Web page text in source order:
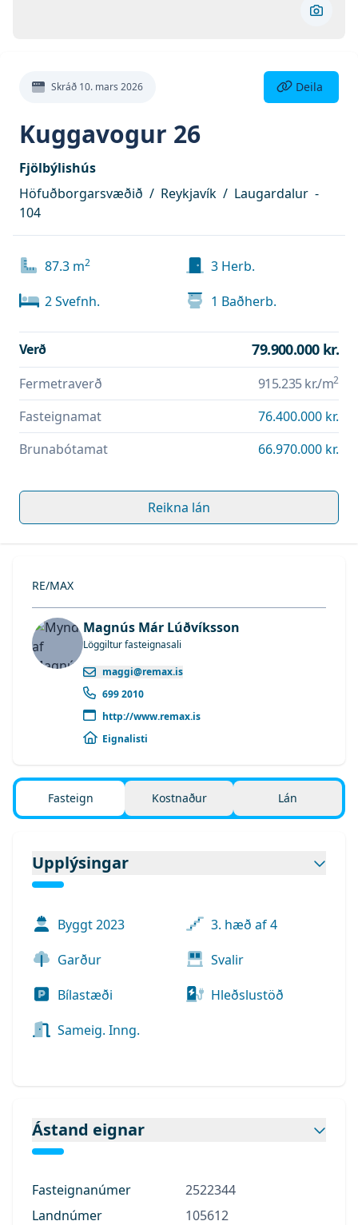
Skoða
Skráð 10. mars 2026 Deila eign
Deila
Kuggavogur 26
Fjölbýlishús
Höfuðborgarsvæðið / Reykjavík / Laugardalur -
104
87.3 m2 3 Herb.
2Svefnh. 1 Baðherb.
Verð 79.900.000 kr.
Fermetraverð 915.235 kr./m2
Fasteignamat
76.400.000 kr.
Brunabótamat
66.970.000 kr.
Reikna lán
RE/MAX
Magnús Már Lúðvíksson
Löggiltur fasteignasali
maggi@remax.is
699 2010
http://www.remax.is
Eignalisti
Fasteign Kostnaður Lán
Upplýsingar
Byggt2023
3. hæð af 4
Garður
Svalir
Bílastæði
Hleðslustöð
Sameig. Inng.
Ástand eignar
Fasteignanúmer
2522344
Landnúmer
105612